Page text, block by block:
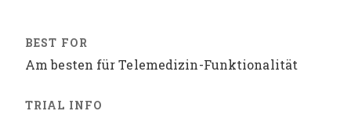
Am besten für Telemedizin-Funktionalität